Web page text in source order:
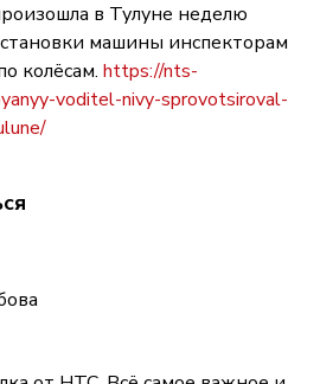
в Тулуне неделю
машины инспекторам
колёсам. https://nts-
voditel-nivy-sprovotsiroval-